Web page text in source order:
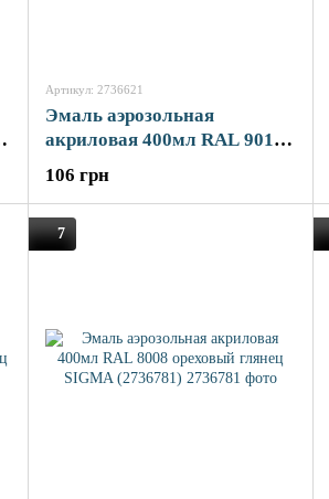
Артикул: 2736621
Эмаль аэрозольная
акриловая 400мл RAL 9010
белый мат SIGMA (2736621)
106 грн
7